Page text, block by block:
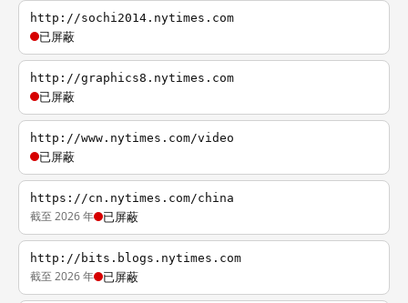
http://sochi2014.nytimes.com
已屏蔽
http://graphics8.nytimes.com
已屏蔽
http://www.nytimes.com/video
已屏蔽
https://cn.nytimes.com/china
截至 2026 年 已屏蔽
http://bits.blogs.nytimes.com
截至 2026 年 已屏蔽